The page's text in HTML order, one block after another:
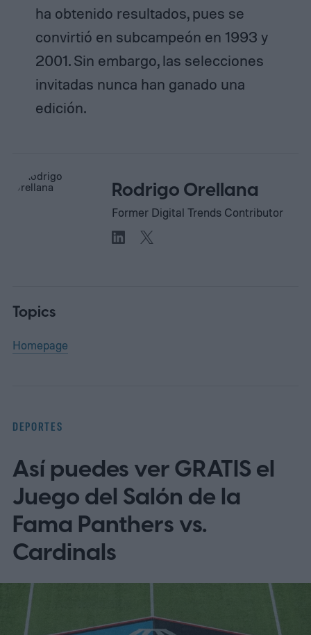
ha obtenido resultados, pues se
convirtió en subcampeón en 1993 y
2001. Sin embargo, las selecciones
invitadas nunca han ganado una
edición.
Rodrigo Orellana
Former Digital Trends Contributor
Topics
Homepage
DEPORTES
Así puedes ver GRATIS el
Juego del Salón de la
Fama Panthers vs.
Cardinals